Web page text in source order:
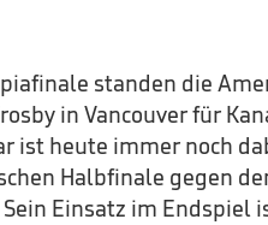
standen die
in Vancouver für
ist heute immer noch
Halbfinale gegen
Einsatz im Endspiel